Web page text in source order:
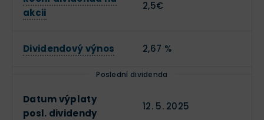
akcii
2,5€
Dividendový výnos 2,67 %
Poslední dividenda
Datum výplaty
posl. dividendy
12. 5. 2025